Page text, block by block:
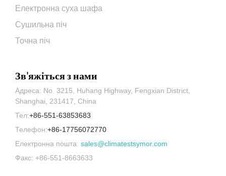
Електронна суха шафа
Сушильна піч
Точна піч
Зв'яжіться з нами
Адреса: No. 3215, Huhang Highway, Fengxian District,
Shanghai, 231417, China
Тел:+86-551-63853683
Телефон:+86-17756072770
Електронна пошта: sales@climatestsymor.com
Факс: +86-551-8663633